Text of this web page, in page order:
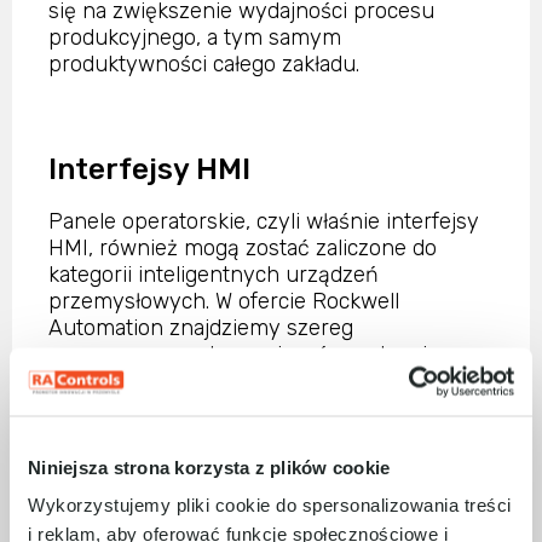
Niniejsza strona korzysta z plików cookie
Wykorzystujemy pliki cookie do spersonalizowania treści
i reklam, aby oferować funkcje społecznościowe i
się na zwiększenie wydajności procesu
produkcyjnego, a tym samym
produktywności całego zakładu.
Interfejsy HMI
Panele operatorskie, czyli właśnie interfejsy
HMI, również mogą zostać zaliczone do
kategorii inteligentnych urządzeń
przemysłowych. W ofercie Rockwell
Automation znajdziemy szereg
zaawansowanych rozwiązań w zakresie
wizualizacji i interfejsu HMI, które wspierają
produkcyjnego, uzyskiwanie wglądu w
reagowanie na ewentualne problemu.